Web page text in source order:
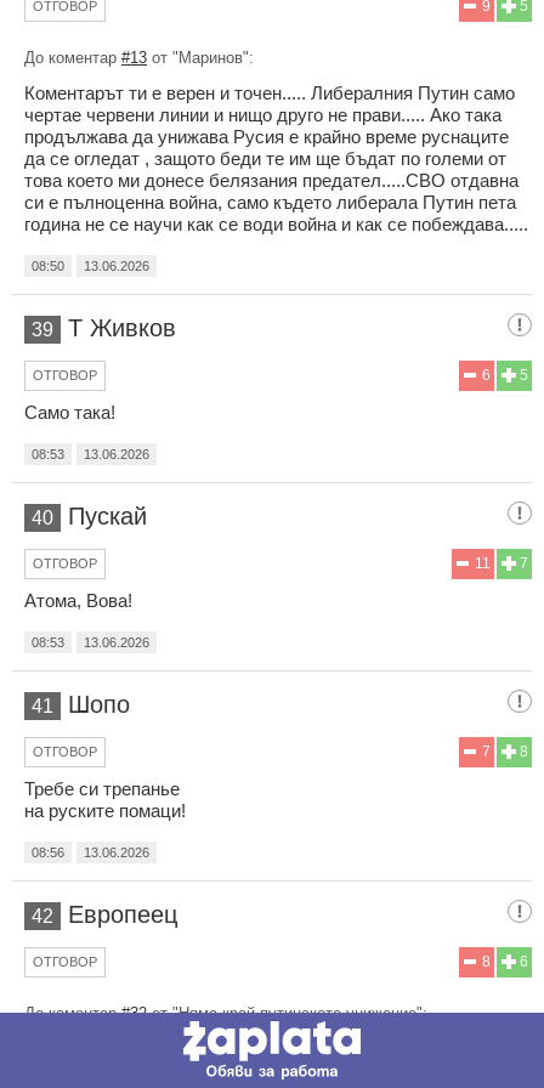
5
9
ОТГОВОР
До коментар #13 от "Маринов":
Коментарът ти е верен и точен..... Либералния Путин само
чертае червени линии и нищо друго не прави..... Ако така
продължава да унижава Русия е крайно време руснаците
да се огледат , защото беди те им ще бъдат по големи от
това което ми донесе белязания предател.....СВО отдавна
си е пълноценна война, само където либерала Путин пета
година не се научи как се води война и как се побеждава.....
08:50 13.06.2026
39 Т Живков
5
6
ОТГОВОР
Само така!
08:53 13.06.2026
40 Пускай
7
11
ОТГОВОР
Атома, Вова!
08:53 13.06.2026
41 Шопо
8
7
ОТГОВОР
Требе си трепанье
на руските помаци!
08:56 13.06.2026
42 Европеец
6
8
ОТГОВОР
До коментар#32от "Няма край путинското унижение":
Ника ти е верен..... За пет години Путин не се научи да води
война и да побеждава и донесе много унижения и несгоди